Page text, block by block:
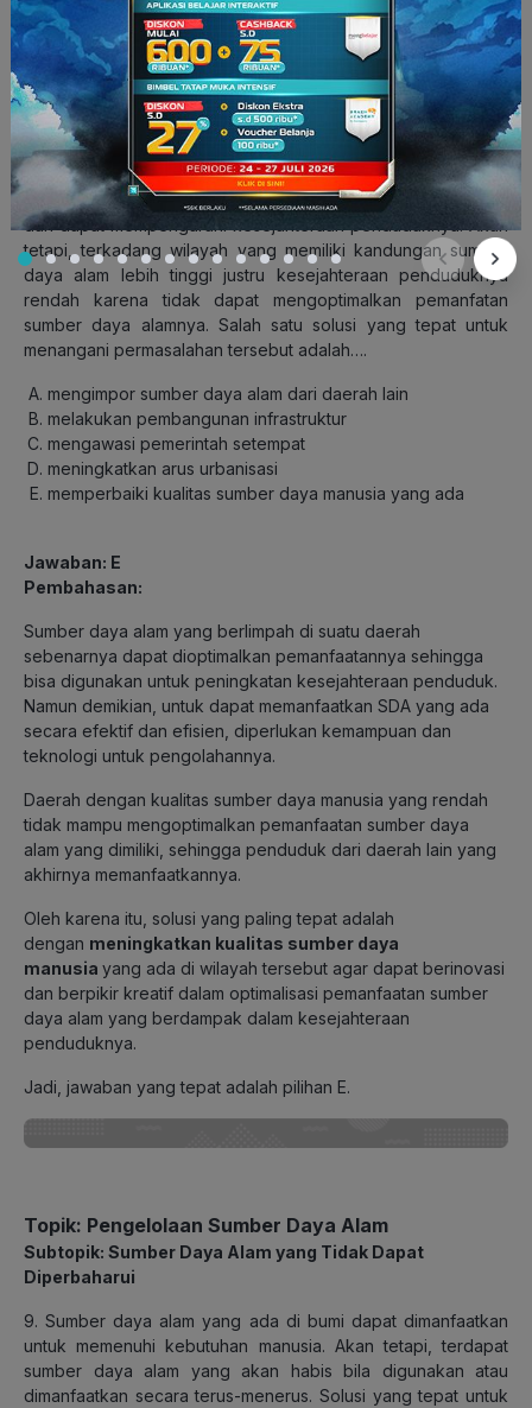
Topik: Sumber Daya Alam
Subtopik: Permasalahan Sebaran Sumber Daya Alam
8. Sebaran sumber daya alam di Indonesia sangat beragam
dan dapat mempengaruhi kesejahteraan penduduknya. Akan
tetapi, terkadang wilayah yang memiliki kandungan sumber
daya alam lebih tinggi justru kesejahteraan penduduknya
rendah karena tidak dapat mengoptimalkan pemanfatan
sumber daya alamnya. Salah satu solusi yang tepat untuk
menangani permasalahan tersebut adalah….
mengimpor sumber daya alam dari daerah lain
melakukan pembangunan infrastruktur
mengawasi pemerintah setempat
meningkatkan arus urbanisasi
memperbaiki kualitas sumber daya manusia yang ada
Jawaban: E
Pembahasan:
Sumber daya alam yang berlimpah di suatu daerah
sebenarnya dapat dioptimalkan pemanfaatannya sehingga
bisa digunakan untuk peningkatan kesejahteraan penduduk.
Namun demikian, untuk dapat memanfaatkan SDA yang ada
secara efektif dan efisien, diperlukan kemampuan dan
teknologi untuk pengolahannya.
Daerah dengan kualitas sumber daya manusia yang rendah
tidak mampu mengoptimalkan pemanfaatan sumber daya
alam yang dimiliki, sehingga penduduk dari daerah lain yang
akhirnya memanfaatkannya.
Oleh karena itu, solusi yang paling tepat adalah
dengan meningkatkan kualitas sumber daya
manusia yang ada di wilayah tersebut agar dapat berinovasi
dan berpikir kreatif dalam optimalisasi pemanfaatan sumber
daya alam yang berdampak dalam kesejahteraan
penduduknya.
Jadi, jawaban yang tepat adalah pilihan E.
Topik: Pengelolaan Sumber Daya Alam
Subtopik: Sumber Daya Alam yang Tidak Dapat
Diperbaharui
9. Sumber daya alam yang ada di bumi dapat dimanfaatkan
untuk memenuhi kebutuhan manusia. Akan tetapi, terdapat
sumber daya alam yang akan habis bila digunakan atau
dimanfaatkan secara terus-menerus. Solusi yang tepat untuk